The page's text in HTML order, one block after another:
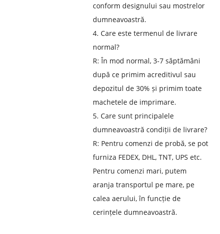
conform designului sau mostrelor
dumneavoastră.
4. Care este termenul de livrare
normal?
R: În mod normal, 3-7 săptămâni
după ce primim acreditivul sau
depozitul de 30% și primim toate
machetele de imprimare.
5. Care sunt principalele
dumneavoastră condiții de livrare?
R: Pentru comenzi de probă, se pot
furniza FEDEX, DHL, TNT, UPS etc.
Pentru comenzi mari, putem
aranja transportul pe mare, pe
calea aerului, în funcție de
cerințele dumneavoastră.